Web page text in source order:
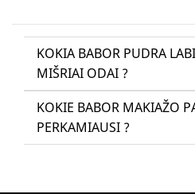
73.80€.51.66€.
KOKIA BABOR PUDRA
MIŠRIAI ODAI ?
KOKIE BABOR MAKIAŽO
PERKAMIAUSI ?